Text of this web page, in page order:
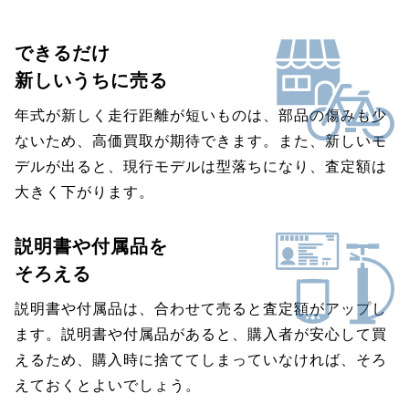
できるだけ
新しいうちに売る
年式が新しく走行距離が短いものは、部品の傷みも少
ないため、高価買取が期待できます。また、新しいモ
デルが出ると、現行モデルは型落ちになり、査定額は
大きく下がります。
説明書や付属品を
そろえる
説明書や付属品は、合わせて売ると査定額がアップし
ます。説明書や付属品があると、購入者が安心して買
えるため、購入時に捨ててしまっていなければ、そろ
えておくとよいでしょう。